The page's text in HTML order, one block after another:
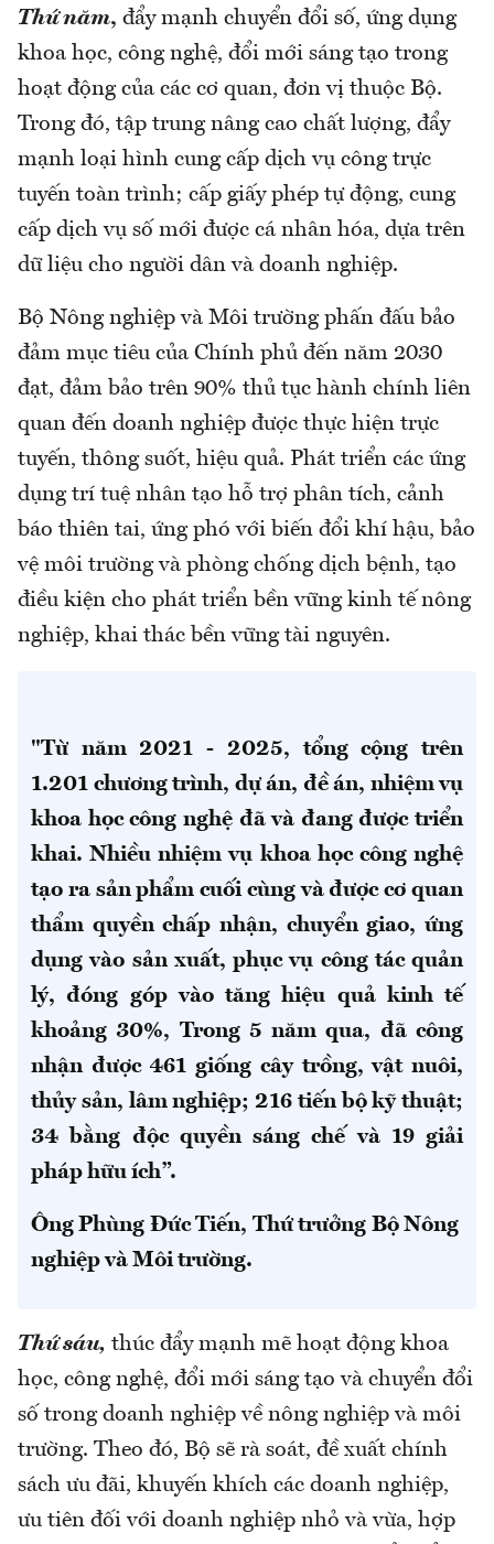
Thứ năm, đẩy mạnh chuyển đổi số, ứng dụng
khoa học, công nghệ, đổi mới sáng tạo trong
hoạt động của các cơ quan, đơn vị thuộc Bộ.
Trong đó, tập trung nâng cao chất lượng, đẩy
mạnh loại hình cung cấp dịch vụ công trực
tuyến toàn trình; cấp giấy phép tự động, cung
cấp dịch vụ số mới được cá nhân hóa, dựa trên
dữ liệu cho người dân và doanh nghiệp.
Bộ Nông nghiệp và Môi trường phấn đấu bảo
đảm mục tiêu của Chính phủ đến năm 2030
đạt, đảm bảo trên 90% thủ tục hành chính liên
quan đến doanh nghiệp được thực hiện trực
tuyến, thông suốt, hiệu quả. Phát triển các ứng
dụng trí tuệ nhân tạo hỗ trợ phân tích, cảnh
báo thiên tai, ứng phó với biến đổi khí hậu, bảo
vệ môi trường và phòng chống dịch bệnh, tạo
điều kiện cho phát triển bền vững kinh tế nông
nghiệp, khai thác bền vững tài nguyên.
"Từ năm 2021 - 2025, tổng cộng trên
1.201 chương trình, dự án, đề án, nhiệm vụ
khoa học công nghệ đã và đang được triển
khai. Nhiều nhiệm vụ khoa học công nghệ
tạo ra sản phẩm cuối cùng và được cơ quan
thẩm quyền chấp nhận, chuyển giao, ứng
dụng vào sản xuất, phục vụ công tác quản
lý, đóng góp vào tăng hiệu quả kinh tế
khoảng 30%, Trong 5 năm qua, đã công
nhận được 461 giống cây trồng, vật nuôi,
thủy sản, lâm nghiệp; 216 tiến bộ kỹ thuật;
34 bằng độc quyền sáng chế và 19 giải
pháp hữu ích”.
Ông Phùng Đức Tiến, Thứ trưởng Bộ Nông
nghiệp và Môi trường.
Thứ sáu, thúc đẩy mạnh mẽ hoạt động khoa
học, công nghệ, đổi mới sáng tạo và chuyển đổi
số trong doanh nghiệp về nông nghiệp và môi
trường. Theo đó, Bộ sẽ rà soát, đề xuất chính
sách ưu đãi, khuyến khích các doanh nghiệp,
ưu tiên đối với doanh nghiệp nhỏ và vừa, hợp